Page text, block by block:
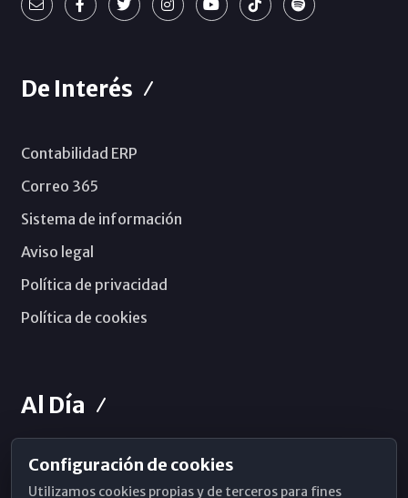
De Interés
Contabilidad ERP
Correo 365
Sistema de información
Aviso legal
Política de privacidad
Política de cookies
Al Día
Horarios de Misa
Configuración de cookies
Utilizamos cookies propias y de terceros para fines